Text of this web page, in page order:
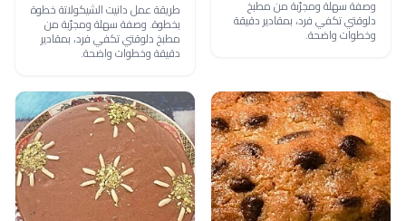
وصفة سهلة ومجرّبة من مطبخ
دلوقتي تكفي فرد، بمقادير دقيقة
وخطوات واضحة.
طريقة عمل دانيت الشيكولاتة خطوة
بخطوة. وصفة سهلة ومجرّبة من
مطبخ دلوقتي تكفي فرد، بمقادير
دقيقة وخطوات واضحة.